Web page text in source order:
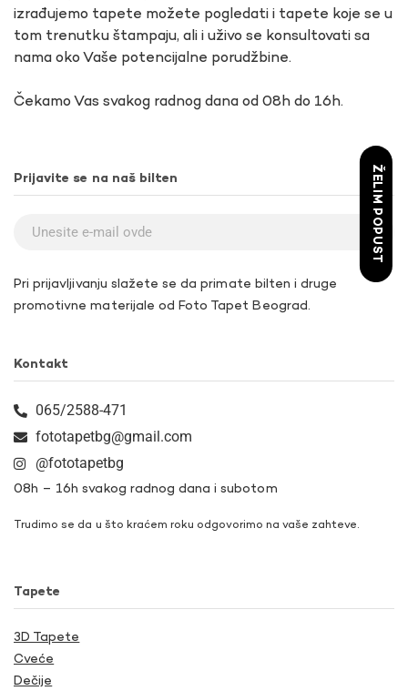
izrađujemo tapete možete pogledati i tapete koje se u
tom trenutku štampaju, ali i uživo se konsultovati sa
nama oko Vaše potencijalne porudžbine.
Čekamo Vas svakog radnog dana od 08h do 16h.
Prijavite se na naš bilten
Pri prijavljivanju slažete se da primate bilten i druge
promotivne materijale od Foto Tapet Beograd.
Kontakt
065/2588-471
fototapetbg@gmail.com
@fototapetbg
08h – 16h svakog radnog dana i subotom
Trudimo se da u što kraćem roku odgovorimo na vaše zahteve.
Tapete
3D Tapete
Cveće
Dečije
ŽELIM POPUST